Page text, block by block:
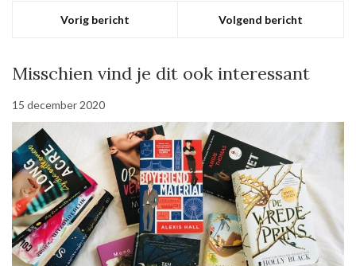
Vorig bericht Volgend bericht
Misschien vind je dit ook interessant
15 december 2020